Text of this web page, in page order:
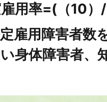
雇用率=(（10
定雇用障害者
身体障害者、